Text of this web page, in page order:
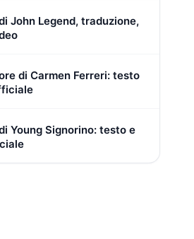
John Legend, traduzione,
di Carmen Ferreri: testo
Young Signorino: testo e